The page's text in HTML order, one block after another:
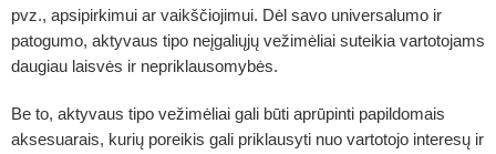
pvz., apsipirkimui ar vaikščiojimui. Dėl savo universalumo ir
patogumo, aktyvaus tipo neįgaliųjų vežimėliai suteikia vartotojams
daugiau laisvės ir nepriklausomybės.
Be to, aktyvaus tipo vežimėliai gali būti aprūpinti papildomais
aksesuarais, kurių poreikis gali priklausyti nuo vartotojo interesų ir